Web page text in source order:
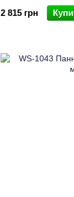
2 815 грн